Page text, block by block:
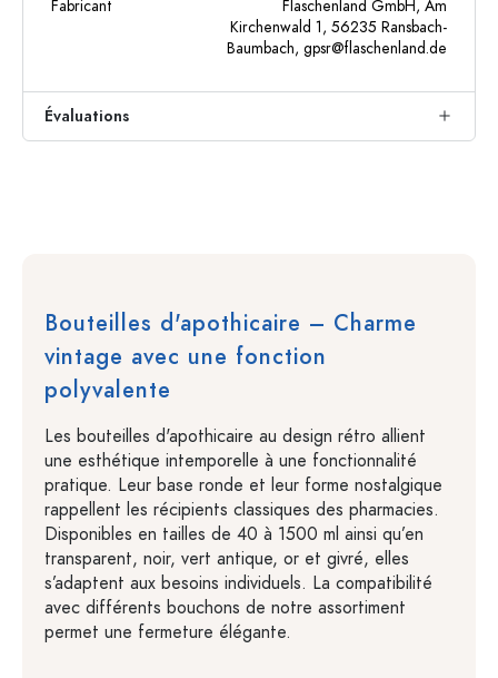
Fabricant
Flaschenland GmbH, Am
Kirchenwald 1, 56235 Ransbach-
Baumbach, gpsr@flaschenland.de
Évaluations
Bouteilles d'apothicaire – Charme
vintage avec une fonction
polyvalente
Les bouteilles d'apothicaire au design rétro allient
une esthétique intemporelle à une fonctionnalité
pratique. Leur base ronde et leur forme nostalgique
rappellent les récipients classiques des pharmacies.
Disponibles en tailles de 40 à 1500 ml ainsi qu’en
transparent, noir, vert antique, or et givré, elles
s’adaptent aux besoins individuels. La compatibilité
avec différents bouchons de notre assortiment
permet une fermeture élégante.